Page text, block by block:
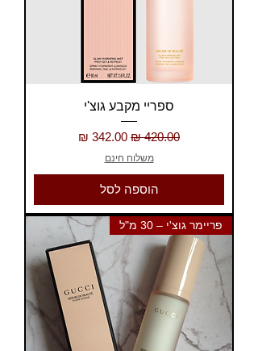
ספריי מקבע גוצ'י
מחיר רגיל מחיר מבצע
משלוח חינם
הוספה לסל
פריימר גוצ'י – 30 מ"ל